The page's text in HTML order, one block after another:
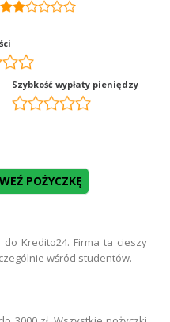
Szybkość wypłaty pieniędzy
WEŹ POŻYCZKĘ
Kredito24. Firma ta cieszy
wśród studentów.